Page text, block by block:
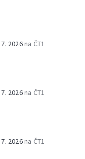
7. 2026na ČT1
7. 2026na ČT1
7. 2026na ČT1